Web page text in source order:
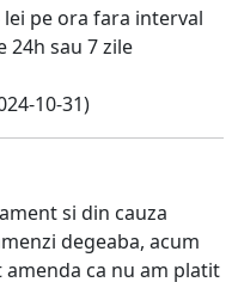
pe ora fara interval
24h sau 7 zile
10-31)
si din cauza
degeaba, acum
ca nu am platit